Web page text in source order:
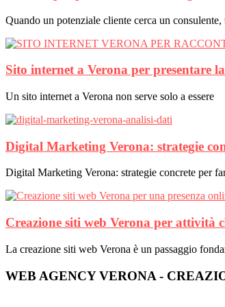
Quando un potenziale cliente cerca un
Sito internet a Verona per presentare
Un sito internet a Verona non serve solo a essere
Digital Marketing Verona: strategie
Digital Marketing Verona: strategie concrete per
Creazione siti web Verona per attività
La creazione siti web Verona è un passaggio
WEB AGENCY VERONA -